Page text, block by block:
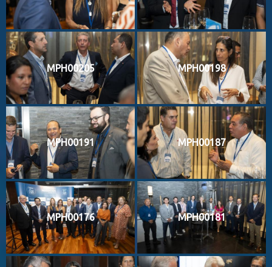
MPH00205 MPH00198
MPH00191 MPH00187
MPH00176 MPH00181